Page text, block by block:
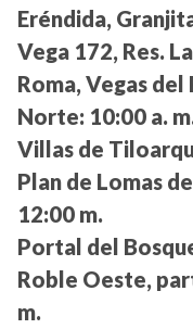
Eréndida,
Vega 172, Res.
Roma, Vegas
Norte: 10:00 a.
Villas de
Plan de Lomas
12:00 m.
Portal del
Roble Oeste,
m.